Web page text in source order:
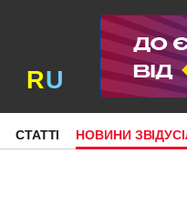
RU
СТАТТІ НОВИНИ